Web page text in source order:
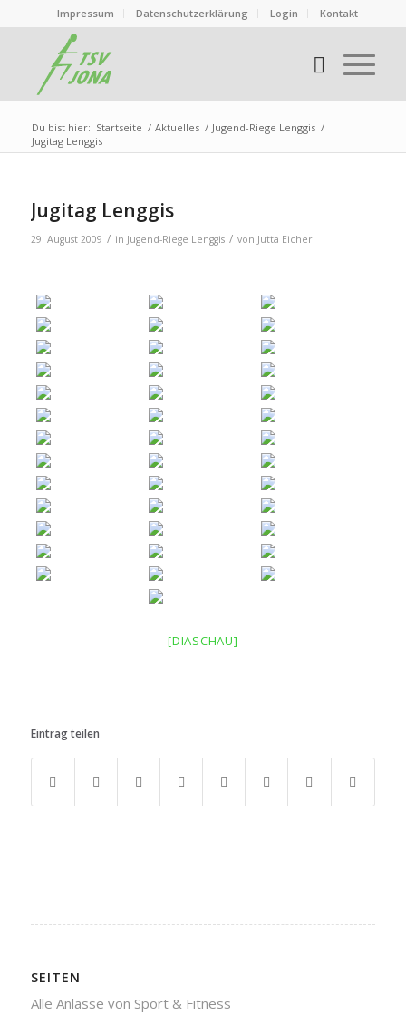
Impressum Datenschutzerklärung Login Kontakt
Du bist hier: Startseite / Aktuelles / Jugend-Riege Lenggis /
Jugitag Lenggis
Jugitag Lenggis
29. August 2009 / in Jugend-Riege Lenggis / von Jutta Eicher
[DIASCHAU]
Eintrag teilen
SEITEN
Alle Anlässe von Sport & Fitness